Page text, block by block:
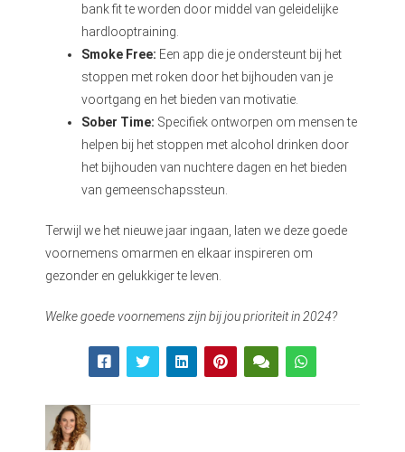
bank fit te worden door middel van geleidelijke
hardlooptraining.
Smoke Free: Een app die je ondersteunt bij het
stoppen met roken door het bijhouden van je
voortgang en het bieden van motivatie.
Sober Time: Specifiek ontworpen om mensen te
helpen bij het stoppen met alcohol drinken door
het bijhouden van nuchtere dagen en het bieden
van gemeenschapssteun.
Terwijl we het nieuwe jaar ingaan, laten we deze goede
voornemens omarmen en elkaar inspireren om
gezonder en gelukkiger te leven.
Welke goede voornemens zijn bij jou prioriteit in 2024?